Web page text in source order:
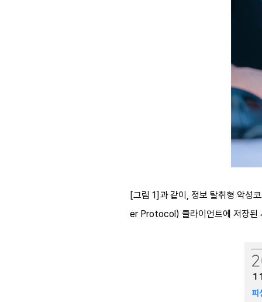
[그림 1] 과 같이 , 정보 탈취형 악성
er Protocol) 클라이언트에 저장된